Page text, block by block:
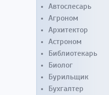
Автослесарь
Агроном
Архитектор
Астроном
Библиотекарь
Биолог
Бурильщик
Бухгалтер